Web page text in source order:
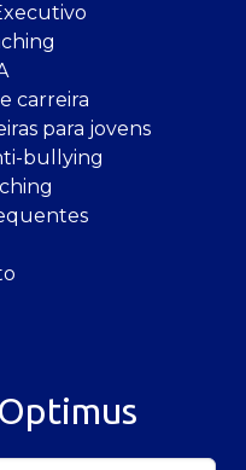
carreira
para jovens
bullying